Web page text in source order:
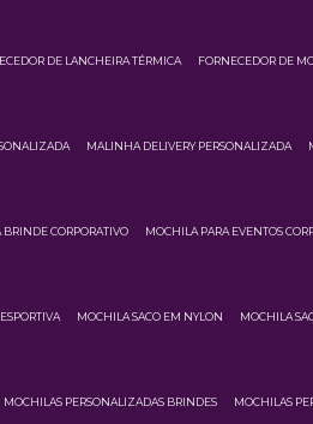
DE LANCHEIRA TÉRMICA FORNECEDOR DE
MALINHA DELIVERY PERSONALIZADA
CORPORATIVO MOCHILA PARA EVENTOS
MOCHILA SACO EM NYLON MOCHILA
MOCHILAS PERSONALIZADAS BRINDES MOCHILAS